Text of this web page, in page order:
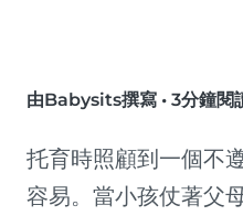
由Babysits撰寫 • 3分鐘閱
托育時照顧到一個不
容易。當小孩仗著父